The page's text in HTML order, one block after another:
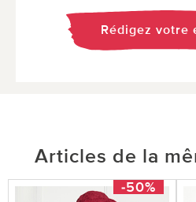
Rédigez votre
Articles de la
-50%